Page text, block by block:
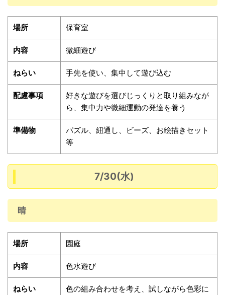
場所 保育室
内容 微細遊び
ねらい 手先を使い、集中して遊び込む
配慮事項
好きな遊びを選びじっくりと取り組みなが
ら、集中力や微細運動の発達を養う
準備物
パズル、紐通し、ビーズ、お絵描きセット
等
7/30(水)
晴
場所 園庭
内容 色水遊び
ねらい
色の組み合わせを考え、試しながら色彩に